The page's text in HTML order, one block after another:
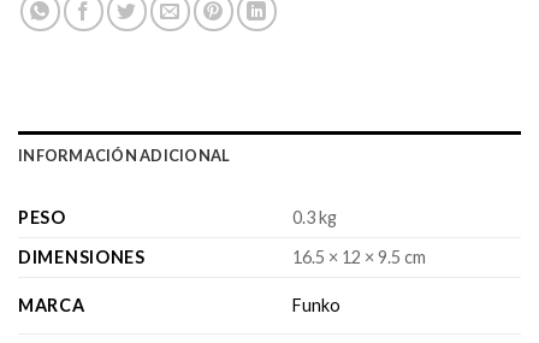
INFORMACIÓN ADICIONAL
PESO
0.3 kg
DIMENSIONES
16.5 × 12 × 9.5 cm
MARCA Funko